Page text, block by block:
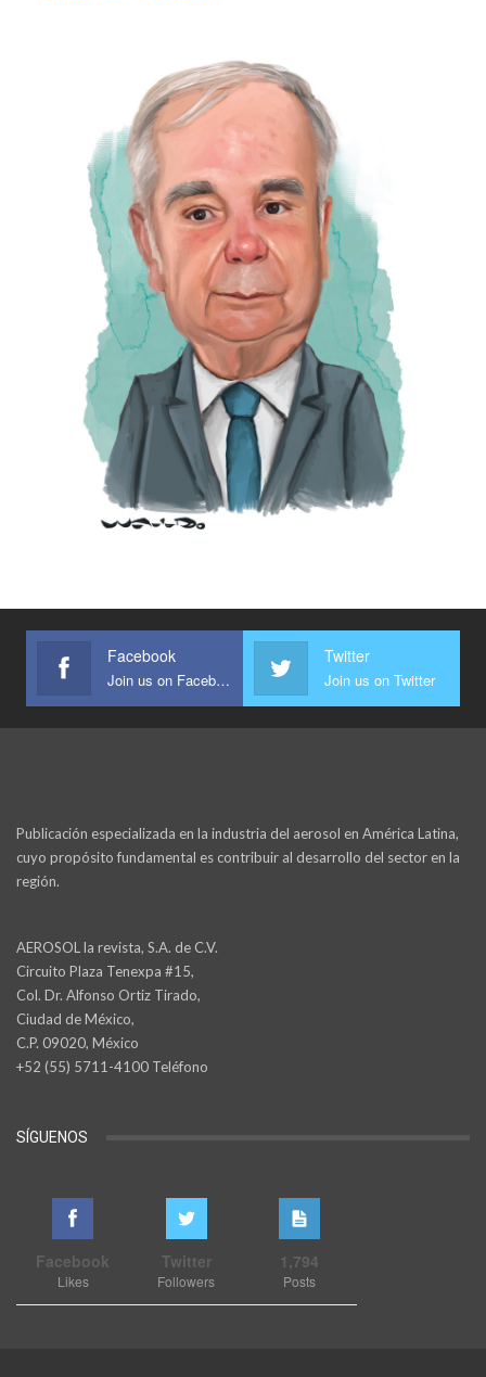
Facebook
Join us on Facebook
Twitter
Join us on Twitter
Publicación especializada en la industria del aerosol en América Latina,
cuyo propósito fundamental es contribuir al desarrollo del sector en la
región.
AEROSOL la revista, S.A. de C.V.
Circuito Plaza Tenexpa #15,
Col. Dr. Alfonso Ortiz Tirado,
Ciudad de México,
C.P. 09020, México
+52 (55) 5711-4100 Teléfono
SÍGUENOS
Facebook
Likes
Twitter
Followers
1,794
Posts